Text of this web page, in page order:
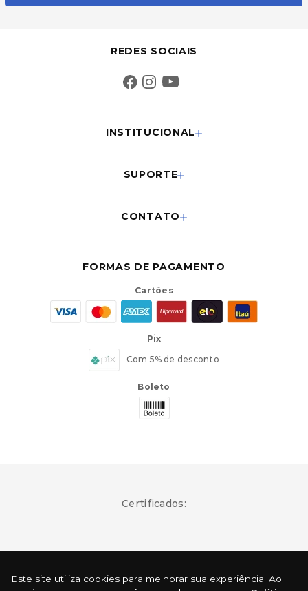
Este site utiliza cookies para melhorar sua experiência. Ao
continuar navegando, você concorda com a nossa
ACEITAR E CONTINUAR
REDES SOCIAIS
INSTITUCIONAL
SUPORTE
CONTATO
FORMAS DE PAGAMENTO
Cartões
Pix
Com 5% de desconto
Boleto
Certificados:
Surf Skate Comercio Virtual LTDA - Rua 24 de Maio, 200 - Republica - São